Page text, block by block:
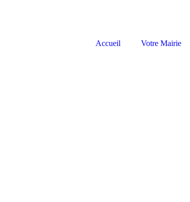
Accueil Votre Mairie